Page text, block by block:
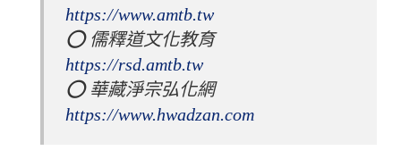
https://www.amtb.tw
⭕️ 儒釋道文化教育
https://rsd.amtb.tw
⭕️ 華藏淨宗弘化網
https://www.hwadzan.com